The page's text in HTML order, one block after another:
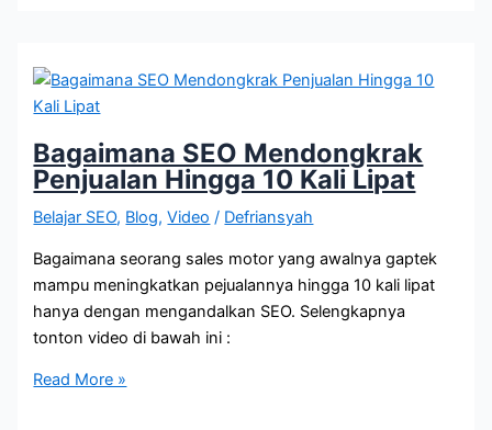
Ads
=
Omset
Meroket
Bagaimana SEO Mendongkrak
Penjualan Hingga 10 Kali Lipat
Belajar SEO, Blog,Video / Defriansyah
Bagaimana seorang sales motor yang awalnya gaptek
mampu meningkatkan pejualannya hingga 10 kali lipat
hanya dengan mengandalkan SEO. Selengkapnya
tonton video di bawah ini :
Bagaimana
Read More »